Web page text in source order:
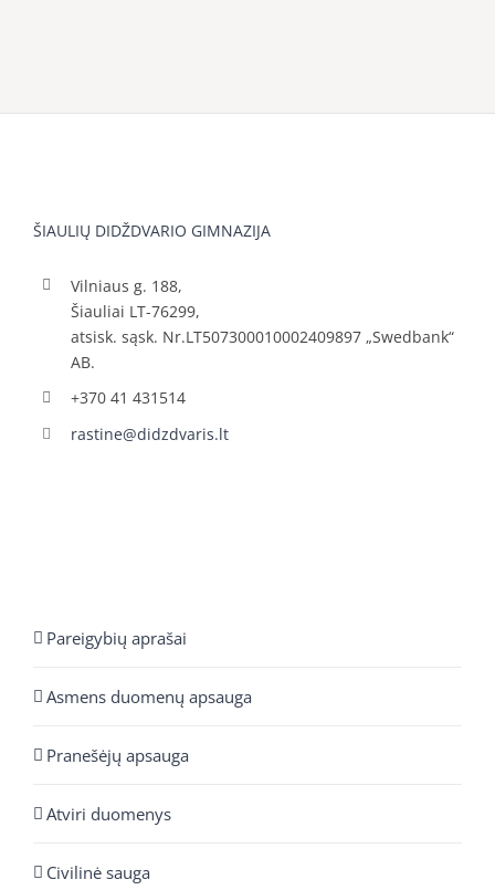
ŠIAULIŲ DIDŽDVARIO GIMNAZIJA
Vilniaus g. 188,
Šiauliai LT-76299,
atsisk. sąsk. Nr.LT507300010002409897 „Swedbank“
AB.
+370 41 431514
rastine@didzdvaris.lt
Pareigybių aprašai
Asmens duomenų apsauga
Pranešėjų apsauga
Atviri duomenys
Civilinė sauga